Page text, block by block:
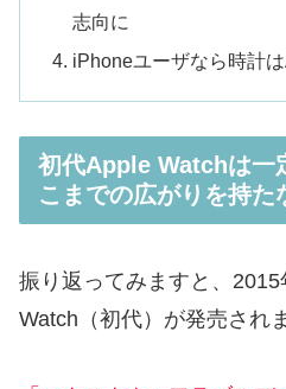
志向に
iPhoneユーザなら時計
初代Apple Watchは一
こまでの広がりを持た
振り返ってみますと、
Watch（初代）が発売され